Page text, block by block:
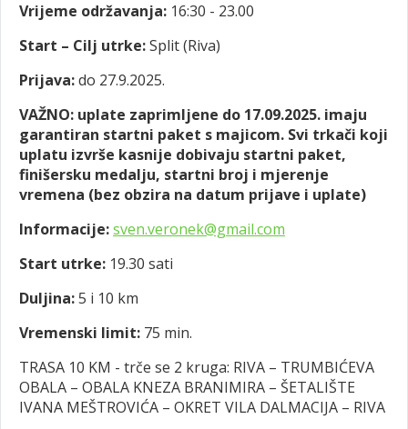
Vrijeme održavanja: 16:30 - 23.00
Start – Cilj utrke:Split (Riva)
Prijava:do 27.9.2025.
VAŽNO: uplate zaprimljene do 17.09.2025. imaju
garantiran startni paket s majicom. Svi trkači koji
uplatu izvrše kasnije dobivaju startni paket,
finišersku medalju, startni broj i mjerenje
vremena (bez obzira na datum prijave i uplate)
Informacije:sven.veronek@gmail.com
Start utrke: 19.30 sati
Duljina:5 i 10 km
Vremenski limit: 75 min.
TRASA 10 KM - trče se 2 kruga: RIVA – TRUMBIĆEVA
OBALA – OBALA KNEZA BRANIMIRA – ŠETALIŠTE
IVANA MEŠTROVIĆA – OKRET VILA DALMACIJA – RIVA